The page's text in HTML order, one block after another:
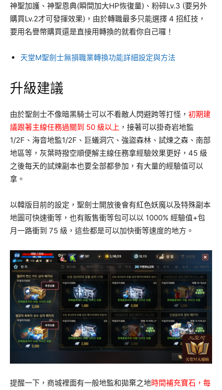
神聖加護、神聖恩典(瞬間加大HP恢復量)、粉碎Lv.3 (要另外
購買Lv.2才可發揮效果)，由於轉職最多只能選擇 4 招紅技，
要用名譽幣購買還是直接用轉換的就看你自己囉！
天堂M聖劍士無損職業轉換功能詳細設定與方法
升級建議
由於聖劍士不像暗黑騎士可以不看敵人閃避跨等打怪， 初期建
議跟著主線任務過關到 50 級以上 ，接著可以掛奇岩地監
1/2F、海音地監1/2F、巨蟻洞穴、強盜森林、試煉之森、南部
地區等，灰葉時撥空順便解主線任務拿經驗效果更好，45 級
之後每天的試煉副本也要全部都參加，有大量的經驗值可以
拿。
以韓版目前的設定，聖劍士開放後會有紅色妖魔以及特殊副本
地圖可快速衝等，也有販售衝等包可以以 1000% 經驗值+包
月一路衝到 75 級，這些都是可以加快衝等速度的地方。
提醒一下，商城裡面有一般地監和拋棄之地時間補充寶石，每